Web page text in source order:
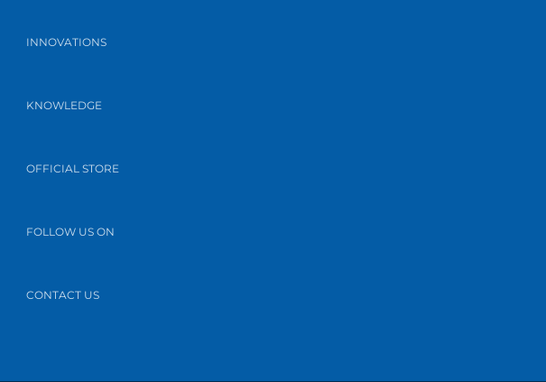
INNOVATIONS
KNOWLEDGE
OFFICIAL STORE
FOLLOW US ON
CONTACT US